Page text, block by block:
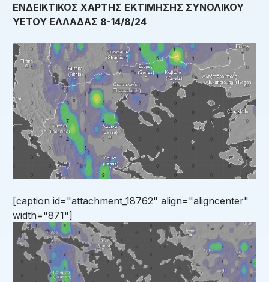
ΕΝΔΕΙΚΤΙΚΟΣ ΧΑΡΤΗΣ ΕΚΤΙΜΗΣΗΣ ΣΥΝΟΛΙΚΟΥ
ΥΕΤΟΥ ΕΛΛΑΔΑΣ 8-14/8/24
[caption id="attachment_18762" align="aligncenter"
width="871"]